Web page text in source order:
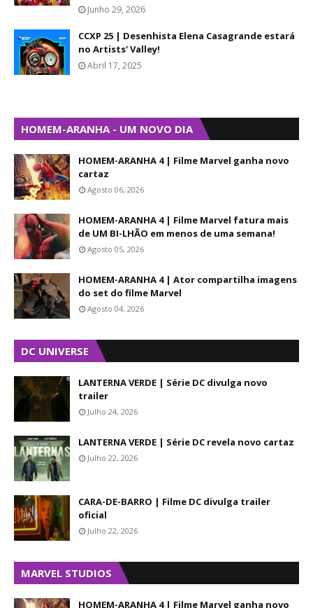
Junho 29, 2026
CCXP 25 | Desenhista Elena Casagrande estará
no Artists' Valley!
Abril 17, 2025
HOMEM-ARANHA - UM NOVO DIA
HOMEM-ARANHA 4 | Filme Marvel ganha novo
cartaz
Agosto 06, 2026
HOMEM-ARANHA 4 | Filme Marvel fatura mais
de UM BI-LHÃO em menos de uma semana!
Agosto 05, 2026
HOMEM-ARANHA 4 | Ator compartilha imagens
do set do filme Marvel
Agosto 04, 2026
DC UNIVERSE
LANTERNA VERDE | Série DC divulga novo
trailer
Julho 24, 2026
LANTERNA VERDE | Série DC revela novo cartaz
Julho 22, 2026
CARA-DE-BARRO | Filme DC divulga trailer
oficial
Julho 22, 2026
MARVEL STUDIOS
HOMEM-ARANHA 4 | Filme Marvel ganha novo